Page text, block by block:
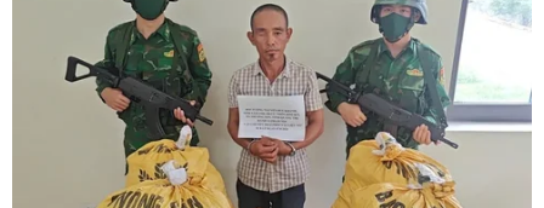
05/08/2026 22:59
Tổng thống Nga thay đổi vị
trí các chỉ huy tại mặt trận Ukraine
05/08/2026 15:26